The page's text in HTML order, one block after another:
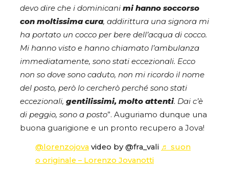
devo dire che i dominicani mi hanno soccorso
con moltissima cura, addirittura una signora mi
ha portato un cocco per bere dell’acqua di cocco.
Mi hanno visto e hanno chiamato l’ambulanza
immediatamente, sono stati eccezionali. Ecco
non so dove sono caduto, non mi ricordo il nome
del posto, però lo cercherò perché sono stati
eccezionali, gentilissimi, molto attenti. Dai c’è
di peggio, sono a posto”. Auguriamo dunque una
buona guarigione e un pronto recupero a Jova!
@lorenzojova video by @fra_vali ♬ suon
o originale – Lorenzo Jovanotti